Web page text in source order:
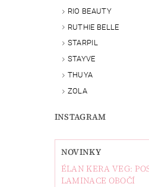
RIO BEAUTY
RUTHIE BELLE
STARPIL
STAYVE
THUYA
ZOLA
INSTAGRAM
NOVINKY
ÉLAN KERA VEG:
LAMINACE OBOČÍ